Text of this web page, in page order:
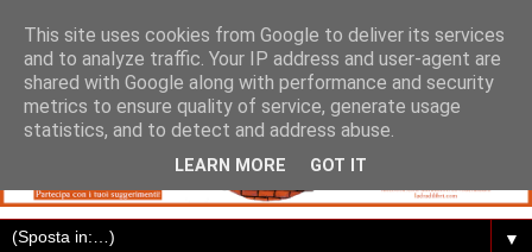
▼
This site uses cookies from Google to deliver its services
and to analyze traffic. Your IP address and user-agent are
shared with Google along with performance and security
metrics to ensure quality of service, generate usage
statistics, and to detect and address abuse.
LEARN MORE GOT IT